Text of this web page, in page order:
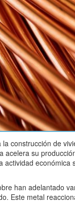
construcción de
acelera su
han adelantado
Este metal